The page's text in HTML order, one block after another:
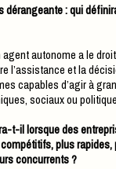
dérangeante : qui
autonome a le
l’assistance et la
capables d’agir à
sociaux ou
t-il lorsque des
plus
concurrents ?